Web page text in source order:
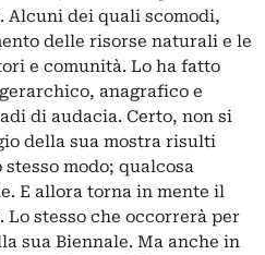
Alcuni dei quali scomodi,
delle risorse naturali e le
e comunità. Lo ha fatto
anagrafico e
di audacia. Certo, non si
della sua mostra risulti
modo; qualcosa
E allora torna in mente il
Lo stesso che occorrerà per
sua Biennale. Ma anche in